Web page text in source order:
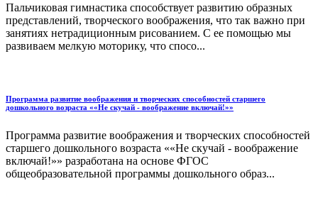
Пальчиковая гимнастика способствует развитию образных
представлений, творческого воображения, что так важно при
занятиях нетрадиционным рисованием. С ее помощью мы
развиваем мелкую моторику, что спосо...
Программа развитие воображения и творческих способностей старшего
дошкольного возраста ««Не скучай - воображение включай!»»
Программа развитие воображения и творческих способностей
старшего дошкольного возраста ««Не скучай - воображение
включай!»» разработана на основе ФГОС
общеобразовательной программы дошкольного образ...